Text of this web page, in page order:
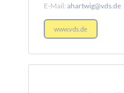
E-Mail: ahartwig@vds.de
www.vds.de